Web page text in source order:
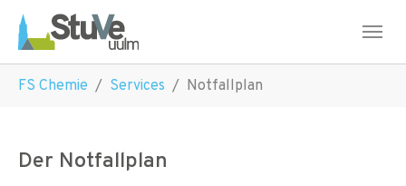
Skip to main navigation
Skip to main content
Skip to page footer
FS Chemie Services Notfallplan
Der Notfallplan